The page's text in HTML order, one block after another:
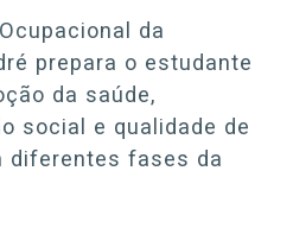
da
prepara o estudante
da saúde,
social e qualidade de
diferentes fases da